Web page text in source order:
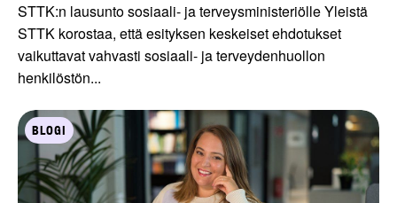
STTK:n lausunto sosiaali- ja terveysministeriölle Yleistä
STTK korostaa, että esityksen keskeiset ehdotukset
vaikuttavat vahvasti sosiaali- ja terveydenhuollon
henkilöstön...
BLOGI